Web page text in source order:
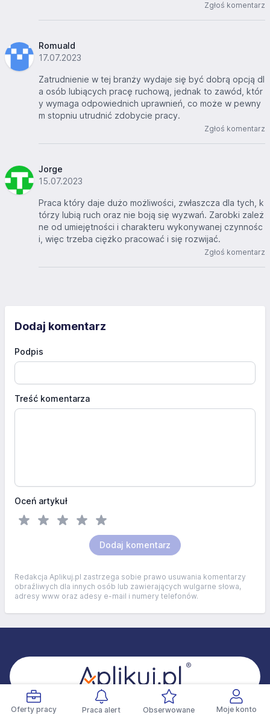
Oferty pracy Praca alert Obserwowane Moje konto
Zgłoś komentarz
Romuald
17.07.2023
Zatrudnienie w tej branży wydaje się być dobrą opcją dl
a osób lubiących pracę ruchową, jednak to zawód, któr
y wymaga odpowiednich uprawnień, co może w pewny
m stopniu utrudnić zdobycie pracy.
Zgłoś komentarz
Jorge
15.07.2023
Praca który daje dużo możliwości, zwłaszcza dla tych, k
tórzy lubią ruch oraz nie boją się wyzwań. Zarobki zależ
ne od umiejętności i charakteru wykonywanej czynnośc
i, więc trzeba ciężko pracować i się rozwijać.
Zgłoś komentarz
Dodaj komentarz
Podpis
Treść komentarza
Oceń artykuł
Dodaj komentarz
Redakcja Aplikuj.pl zastrzega sobie prawo usuwania komentarzy
obraźliwych dla innych osób lub zawierających wulgarne słowa,
adresy www oraz adesy e-mail i numery telefonów.